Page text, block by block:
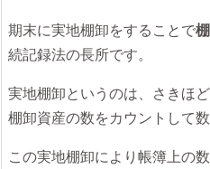
期末に実地棚卸をすることで
続記録法の長所です。
実地棚卸というのは、さきほ
棚卸資産の数をカウントして数
この実地棚卸により帳簿上の